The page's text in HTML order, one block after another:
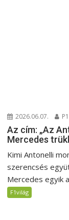
2026.06.07.
Az cím: „Az
Mercedes
Kimi Antonelli
szerencsés
Mercedes egyik
F1világ